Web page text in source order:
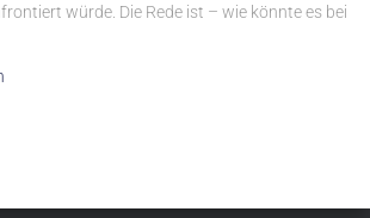
würde. Die Rede ist – wie könnte es bei